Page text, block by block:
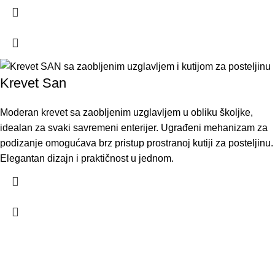
Krevet San
Moderan krevet sa zaobljenim uzglavljem u obliku školjke,
idealan za svaki savremeni enterijer. Ugrađeni mehanizam za
podizanje omogućava brz pristup prostranoj kutiji za posteljinu.
Elegantan dizajn i praktičnost u jednom.